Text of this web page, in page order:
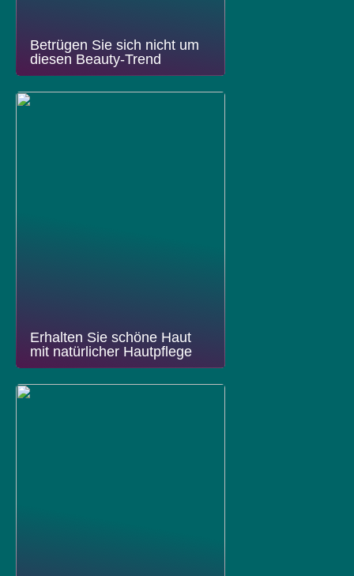
Betrügen Sie sich nicht um
diesen Beauty-Trend
Erhalten Sie schöne Haut
mit natürlicher Hautpflege